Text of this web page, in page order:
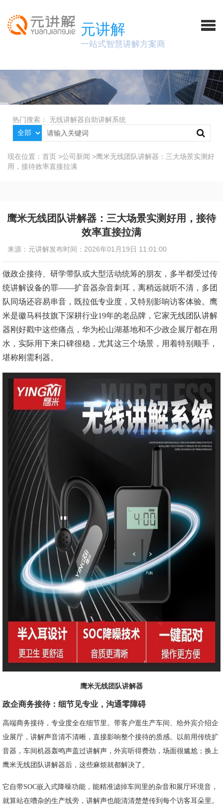
元讲解
一站式智慧讲解方案商
热门搜索： 无线讲解器自助讲解系统
现在位置： 首页 >公司新闻 >鹰米无线团队讲解器：三大场景实测好
用，接待效率直接拉满
鹰米无线团队讲解器：三大场景实测好用，接待
效率直接拉满
来源：元讲解发布时间：2026年01月19日 11:01:00
做政企接待、研学带队或大型活动统筹的朋友，多半都受过传
统讲解设备的罪——扩音器杂音刺耳，离稍远就听不清，多团
队同场还容易串音，既拉低专业度，又特别影响访客体验。鹰
米是徽马科技旗下深耕行业19年的老品牌，它家无线团队讲解
器刚好戳中这些痛点，华为松山湖基地和不少政企展厅都在用
水，实际用下来口碑很稳，尤其这三个场景，用着特别顺手，
堪称刚需利器。
鹰米无线团队讲解器
政企商务接待：细节见专业，沟通零障碍
高端商务接待，专业度全在细节里。带客户逛生产车间、给外宾介绍企
业展厅，讲解声音清不清晰，直接影响整个接待的质感。以前用传统扩
音器，车间机器轰鸣声盖过讲解声，外宾听得费劲，场面很尴尬；换上
鹰米无线团队讲解器后，这些麻烦就都解决了。
它自带SOC嵌入式降噪功能，能精准滤掉车间里的杂音和展厅环境音，
就算站在嘈杂的生产线旁，讲解声也能清清楚楚传到每个访客耳朵里。